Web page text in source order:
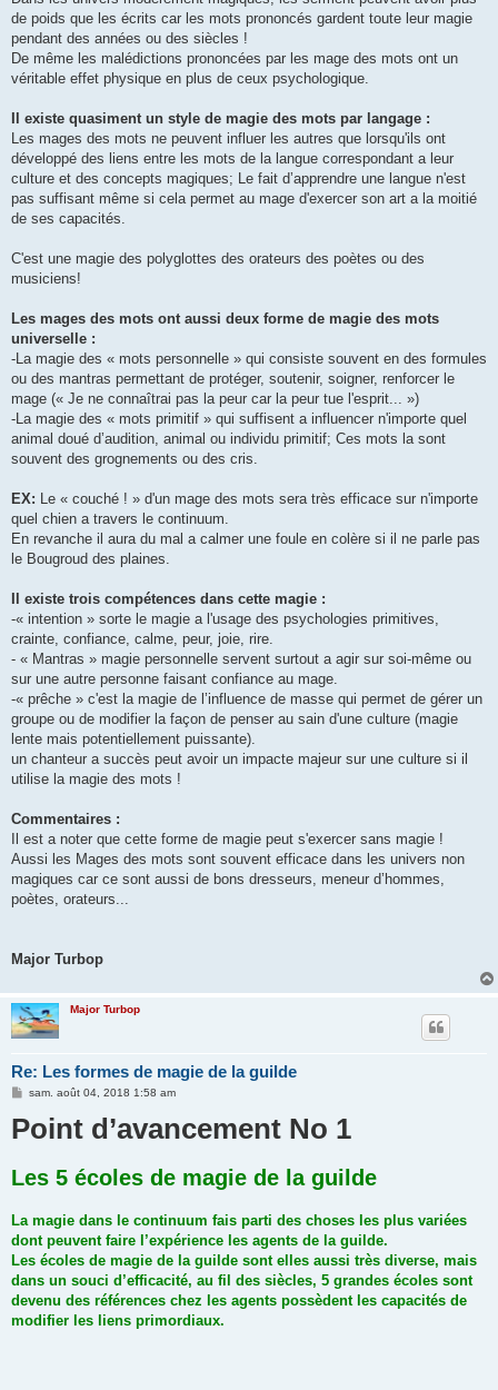
de poids que les écrits car les mots prononcés gardent toute leur magie
pendant des années ou des siècles !
De même les malédictions prononcées par les mage des mots ont un
véritable effet physique en plus de ceux psychologique.
Il existe quasiment un style de magie des mots par langage :
Les mages des mots ne peuvent influer les autres que lorsqu'ils ont
développé des liens entre les mots de la langue correspondant a leur
culture et des concepts magiques; Le fait d’apprendre une langue n'est
pas suffisant même si cela permet au mage d'exercer son art a la moitié
de ses capacités.
C'est une magie des polyglottes des orateurs des poètes ou des
musiciens!
Les mages des mots ont aussi deux forme de magie des mots
universelle :
-La magie des « mots personnelle » qui consiste souvent en des formules
ou des mantras permettant de protéger, soutenir, soigner, renforcer le
mage (« Je ne connaîtrai pas la peur car la peur tue l'esprit... »)
-La magie des « mots primitif » qui suffisent a influencer n'importe quel
animal doué d’audition, animal ou individu primitif; Ces mots la sont
souvent des grognements ou des cris.
EX: Le « couché ! » d'un mage des mots sera très efficace sur n'importe
quel chien a travers le continuum.
En revanche il aura du mal a calmer une foule en colère si il ne parle pas
le Bougroud des plaines.
Il existe trois compétences dans cette magie :
-« intention » sorte le magie a l'usage des psychologies primitives,
crainte, confiance, calme, peur, joie, rire.
- « Mantras » magie personnelle servent surtout a agir sur soi-même ou
sur une autre personne faisant confiance au mage.
-« prêche » c'est la magie de l’influence de masse qui permet de gérer un
groupe ou de modifier la façon de penser au sain d'une culture (magie
lente mais potentiellement puissante).
un chanteur a succès peut avoir un impacte majeur sur une culture si il
utilise la magie des mots !
Commentaires :
Il est a noter que cette forme de magie peut s'exercer sans magie !
Aussi les Mages des mots sont souvent efficace dans les univers non
magiques car ce sont aussi de bons dresseurs, meneur d’hommes,
poètes, orateurs...
Major Turbop
Major Turbop
Re: Les formes de magie de la guilde
M
s
s
e
sam. août 04, 2018 1:58 am
Point d’avancement No 1
Les 5 écoles de magie de la guilde
La magie dans le continuum fais parti des choses les plus variées
dont peuvent faire l’expérience les agents de la guilde.
Les écoles de magie de la guilde sont elles aussi très diverse, mais
dans un souci d’efficacité, au fil des siècles, 5 grandes écoles sont
devenu des références chez les agents possèdent les capacités de
modifier les liens primordiaux.